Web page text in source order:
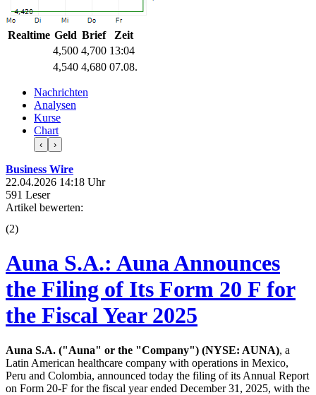
Realtime Geld Brief
Zeit
4,500 4,700 13:04
4,540 4,680 07.08.
Nachrichten
Analysen
Kurse
Chart
‹ ›
Business Wire
22.04.2026 14:18 Uhr
591 Leser
Artikel bewerten:
(2)
Auna S.A.: Auna Announces
the Filing of Its Form 20 F for
the Fiscal Year 2025
Auna S.A. ("Auna" or the "Company") (NYSE: AUNA), a
Latin American healthcare company with operations in Mexico,
Peru and Colombia, announced today the filing of its Annual Report
on Form 20-F for the fiscal year ended December 31, 2025, with the